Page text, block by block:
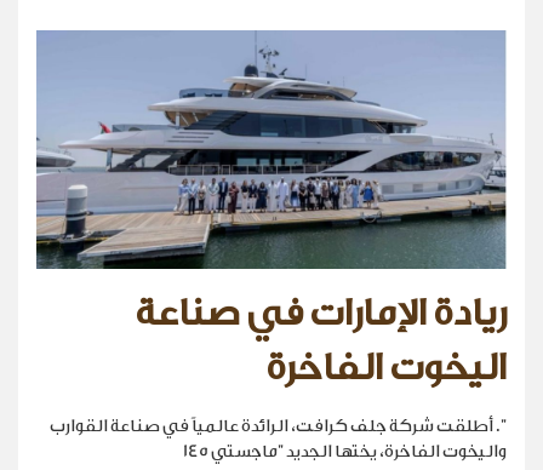
ريادة الإمارات في صناعة
اليخوت الفاخرة
". أطلقت شركة جلف كرافت، الرائدة عالمياً في صناعة القوارب
واليخوت الفاخرة، يختها الجديد "ماجستي 145